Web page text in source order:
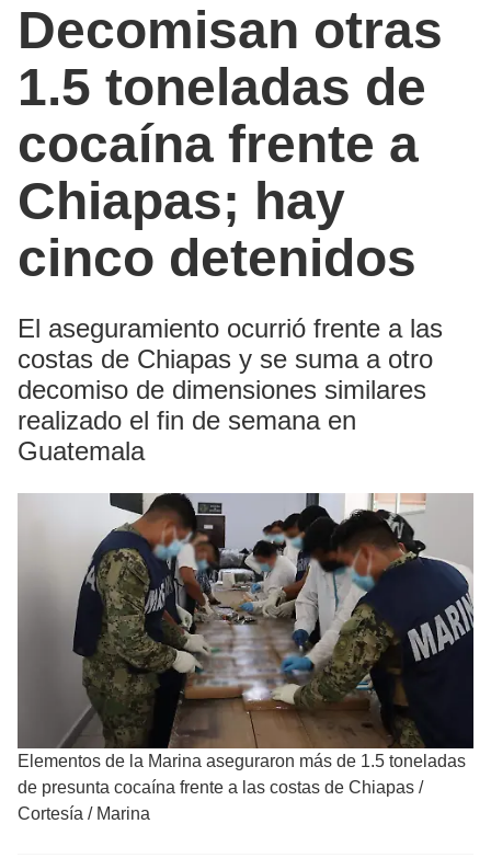
Decomisan otras
1.5 toneladas de
cocaína frente a
Chiapas; hay
cinco detenidos
El aseguramiento ocurrió frente a las
costas de Chiapas y se suma a otro
decomiso de dimensiones similares
realizado el fin de semana en
Guatemala
Elementos de la Marina aseguraron más de 1.5 toneladas
de presunta cocaína frente a las costas de Chiapas /
Cortesía / Marina